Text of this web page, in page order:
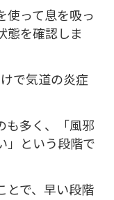
使って息を吸っ
態を確認しま
で気道の炎症
も多く、「風邪
」という段階で
とで、早い段階